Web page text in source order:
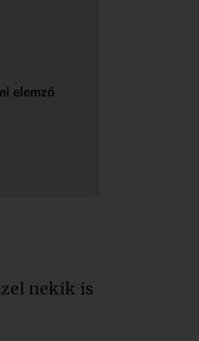
elemző
nekik is